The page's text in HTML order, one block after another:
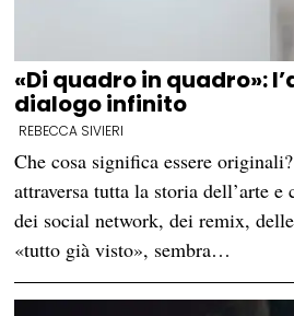
«Di quadro in quadro»:
dialogo infinito
REBECCA SIVIERI
Che cosa significa essere
attraversa tutta la storia dell’arte e
dei social network, dei remix,
«tutto già visto», sembra…